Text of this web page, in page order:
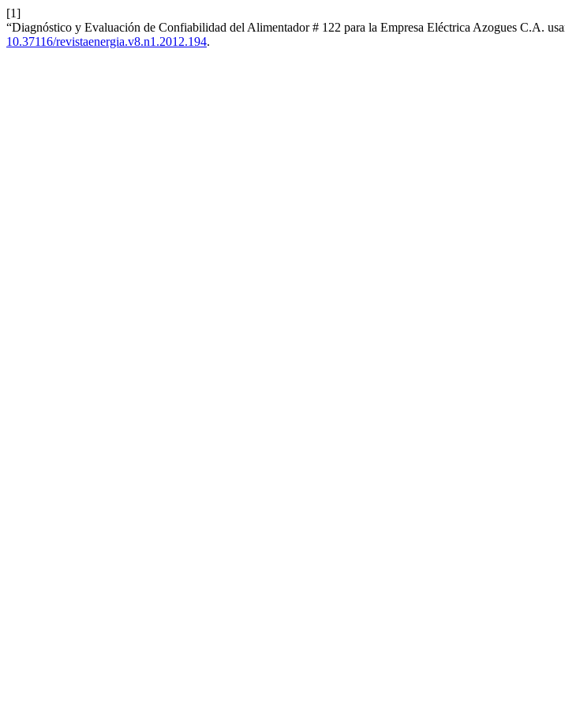
[1]
“Diagnóstico y Evaluación de Confiabilidad del Alimentador # 122 para la Empresa Eléctrica Azogues C.A.
10.37116/revistaenergia.v8.n1.2012.194.